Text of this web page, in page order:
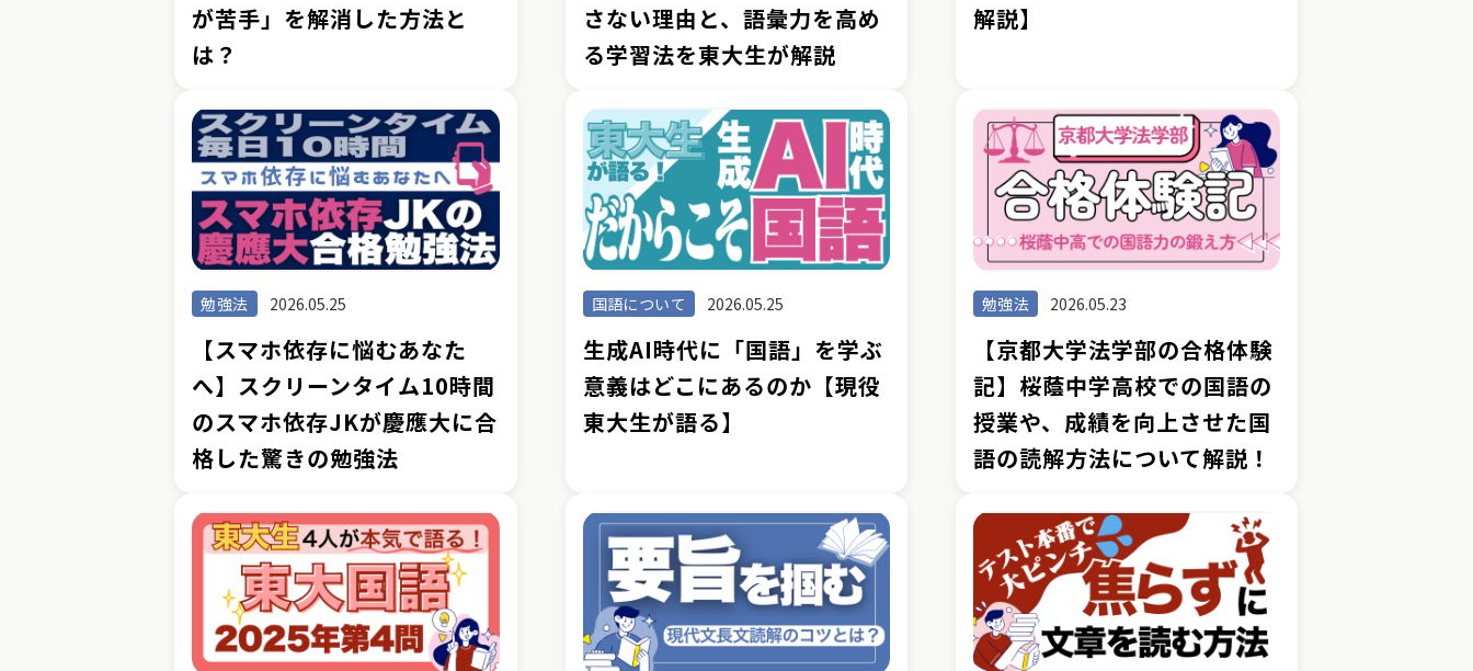
が苦手」を解消した方法と
は？
さない理由と、語彙力を高め
る学習法を東大生が解説
解説】
勉強法 2026.05.25
【スマホ依存に悩むあなた
へ】スクリーンタイム10時間
のスマホ依存JKが慶應大に合
格した驚きの勉強法
国語について 2026.05.25
生成AI時代に「国語」を学ぶ
意義はどこにあるのか【現役
東大生が語る】
勉強法 2026.05.23
【京都大学法学部の合格体験
記】桜蔭中学高校での国語の
授業や、成績を向上させた国
語の読解方法について解説！